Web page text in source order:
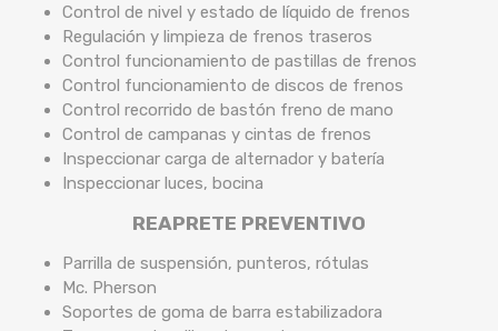
Control de nivel y estado de líquido de frenos
Regulación y limpieza de frenos traseros
Control funcionamiento de pastillas de frenos
Control funcionamiento de discos de frenos
Control recorrido de bastón freno de mano
Control de campanas y cintas de frenos
Inspeccionar carga de alternador y batería
Inspeccionar luces, bocina
REAPRETE PREVENTIVO
Parrilla de suspensión, punteros, rótulas
Mc. Pherson
Soportes de goma de barra estabilizadora